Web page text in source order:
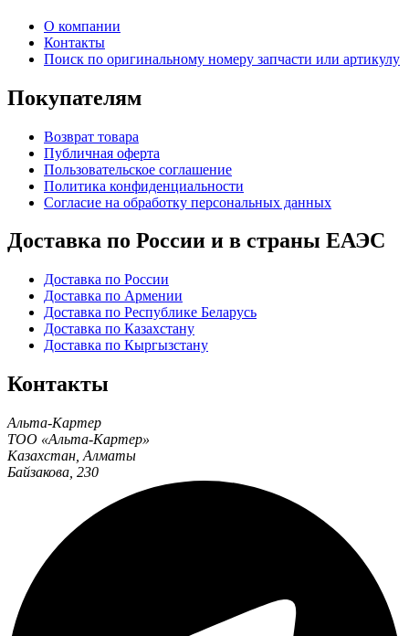
О компании
Контакты
Поиск по оригинальному номеру запчасти или артикулу
Покупателям
Возврат товара
Публичная оферта
Пользовательское соглашение
Политика конфиденциальности
Согласие на обработку персональных данных
Доставка по России и в страны ЕАЭС
Доставка по России
Доставка по Армении
Доставка по Республике Беларусь
Доставка по Казахстану
Доставка по Кыргызстану
Контакты
Альта-Картер
ТОО «Альта-Картер»
Казахстан Алматы
Байзакова, 230